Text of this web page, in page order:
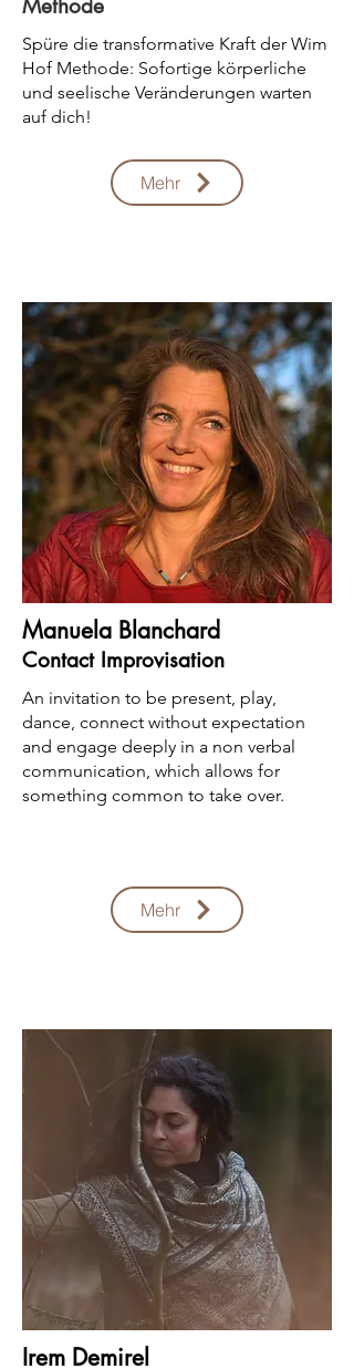
Methode
Spüre die transformative Kraft der Wim
Hof Methode: Sofortige körperliche
und seelische Veränderungen warten
auf dich!
Mehr
Manuela Blanchard
Contact Improvisation
An invitation to be present, play,
dance, connect without expectation
and engage deeply in a non verbal
communication, which allows for
something common to take over.
Mehr
Irem Demirel